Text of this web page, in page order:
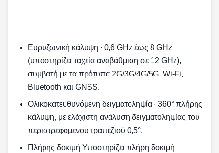
Ευρυζωνική κάλυψη ∙ 0,6 GHz έως 8 GHz
(υποστηρίζει ταχεία αναβάθμιση σε 12 GHz),
συμβατή με τα πρότυπα 2G/3G/4G/5G, Wi-Fi,
Bluetooth και GNSS.
Ολικοκατευθυνόμενη δειγματοληψία ∙ 360° πλήρης
κάλυψη, με ελάχιστη ανάλυση δειγματοληψίας του
περιστρεφόμενου τραπεζιού 0,5°.
Πλήρης δοκιμή Υποστηρίζει πλήρη δοκιμή